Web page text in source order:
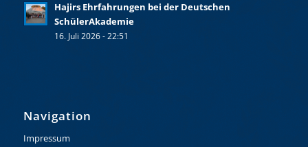
Hajirs Ehrfahrungen bei der Deutschen
SchülerAkademie
16. Juli 2026 - 22:51
Navigation
Impressum